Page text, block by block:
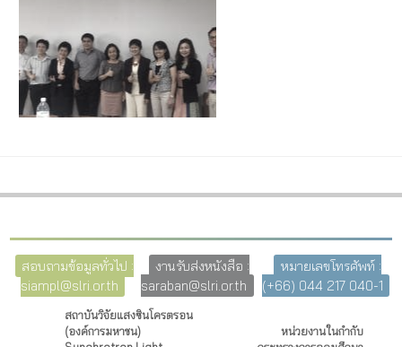
สอบถามข้อมูลทั่วไป :
siampl@slri.or.th
งานรับส่งหนังสือ :
saraban@slri.or.th
หมายเลขโทรศัพท์ :
(+66) 044 217 040-1
สถาบันวิจัยแสงซินโครตรอน
(องค์การมหาชน)
หน่วยงานในกำกับ